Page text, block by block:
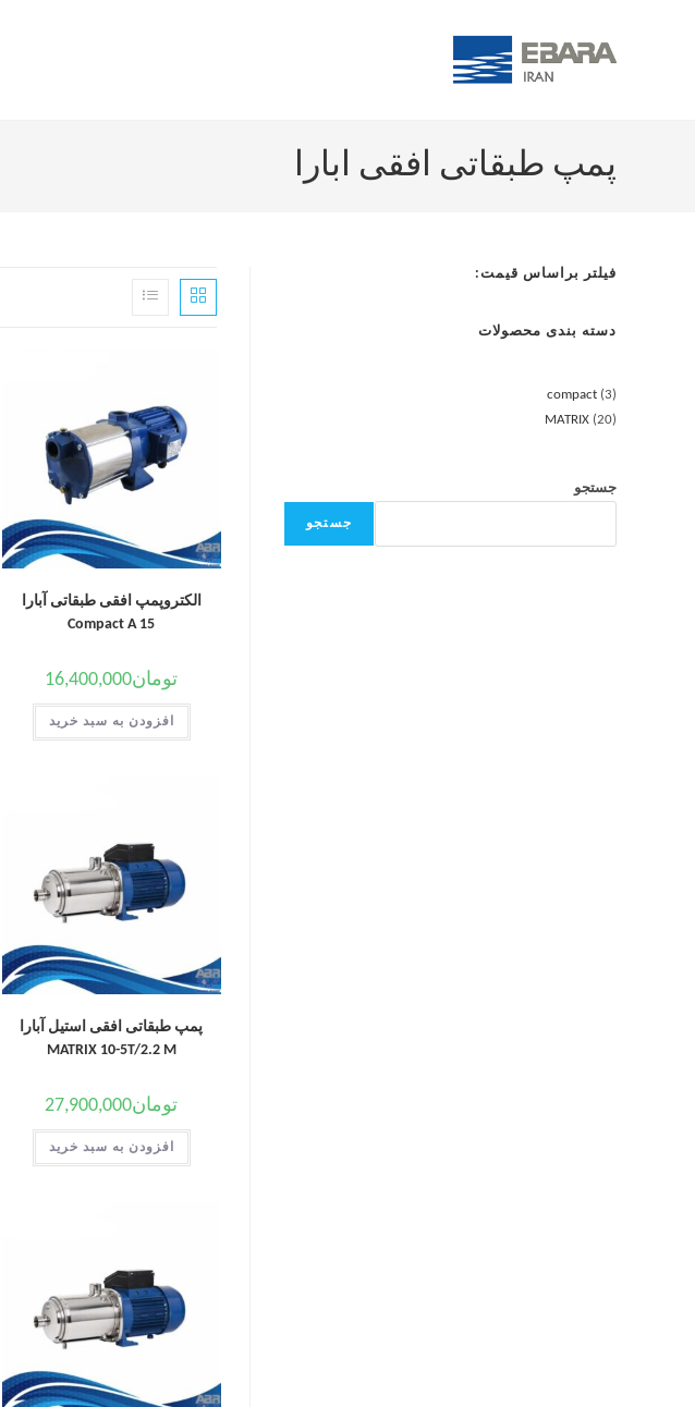
پمپ طبقاتی افقی ابارا
الکتروپمپ افقی طبقاتی آبارا
Compact A 15
تومان16,400,000
افزودن به سبد خرید
پمپ طبقاتی افقی استیل آبارا
MATRIX 10-5T/2.2 M
تومان27,900,000
افزودن به سبد خرید
فیلتر براساس قیمت:
دسته بندی محصولات
compact 3
MATRIX 20
جستجو
جستجو